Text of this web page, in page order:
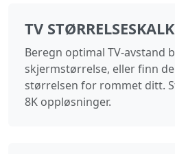
TV
Beregn optimal TV-avstand
skjermstørrelse, eller finn
størrelsen for rommet ditt.
8K oppløsninger.